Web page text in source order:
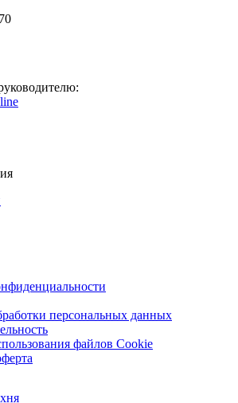
персональных данных
файлов Сookie